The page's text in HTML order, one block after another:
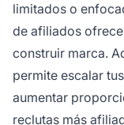
limitados o
de afiliados
construir marca.
permite escalar
aumentar
reclutas más